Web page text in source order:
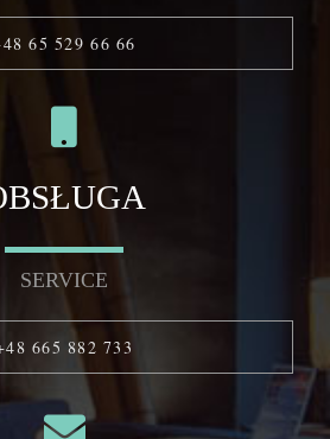
65 529 66 66
SERVICE
665 882 733